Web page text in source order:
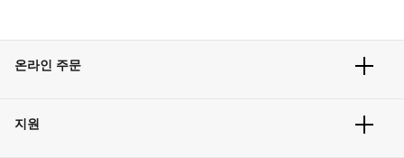
온라인 주문
주문 방법
지원